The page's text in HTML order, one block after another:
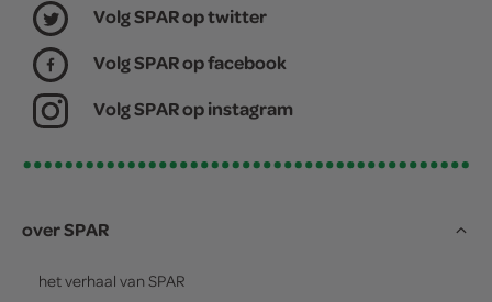
Volg SPAR op twitter
Volg SPAR op facebook
Volg SPAR op instagram
over SPAR
het verhaal van SPAR